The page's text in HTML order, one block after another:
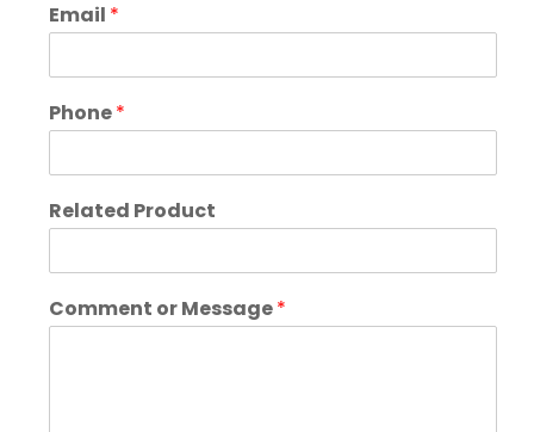
Email *
Phone*
Related Product
Comment or Message*